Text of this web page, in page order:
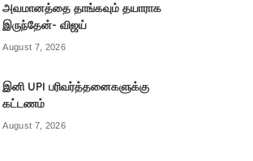
அவமானத்தை தாங்கவும் தயாராக
இருந்தேன்- விஜய்
August 7, 2026
இனி UPI பரிவர்த்தனைகளுக்கு
கட்டணம்
August 7, 2026